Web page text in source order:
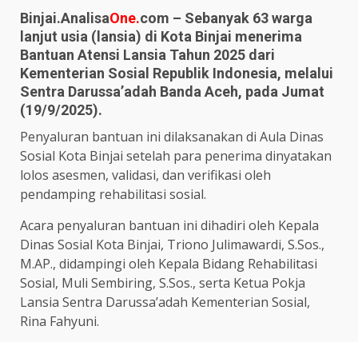
Binjai.AnalisaOne.com – Sebanyak 63 warga
lanjut usia (lansia) di Kota Binjai menerima
Bantuan Atensi Lansia Tahun 2025 dari
Kementerian Sosial Republik Indonesia, melalui
Sentra Darussa’adah Banda Aceh, pada Jumat
(19/9/2025).
Penyaluran bantuan ini dilaksanakan di Aula Dinas
Sosial Kota Binjai setelah para penerima dinyatakan
lolos asesmen, validasi, dan verifikasi oleh
pendamping rehabilitasi sosial.
Acara penyaluran bantuan ini dihadiri oleh Kepala
Dinas Sosial Kota Binjai, Triono Julimawardi, S.Sos.,
M.AP., didampingi oleh Kepala Bidang Rehabilitasi
Sosial, Muli Sembiring, S.Sos., serta Ketua Pokja
Lansia Sentra Darussa’adah Kementerian Sosial,
Rina Fahyuni.